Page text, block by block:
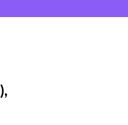
),